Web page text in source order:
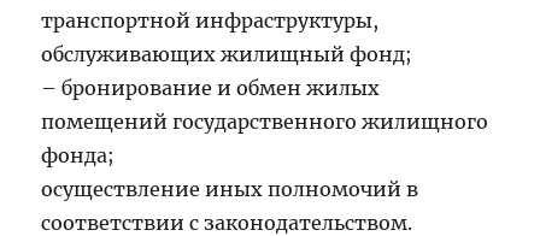
транспортной инфраструктуры,
обслуживающих жилищный фонд;
– бронирование и обмен жилых
помещений государственного жилищного
фонда;
осуществление иных полномочий в
соответствии с законодательством.